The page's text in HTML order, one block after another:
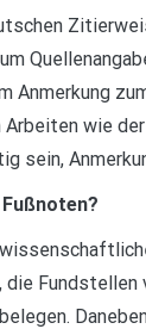
Anmerkung
wie
sein,
die